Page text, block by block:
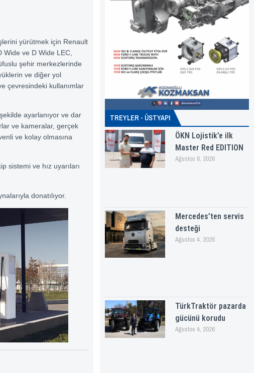
yürütmek için Renault
ve D Wide LEC,
şehir merkezlerinde
ve diğer yol
çevresindeki kullanımlar
ayarlanıyor ve dar
ve kameralar, gerçek
ve kolay olmasına
sistemi ve hız uyarıları
donatılıyor.
TREYLER - ÜSTYAPI
ÖKN Lojistik’e ilk
Master Red EDITION
Ağustos 6, 2026
Mercedes’ten servis
desteği
Ağustos 4, 2026
TürkTraktör pazarda
gücünü korudu
Ağustos 4, 2026